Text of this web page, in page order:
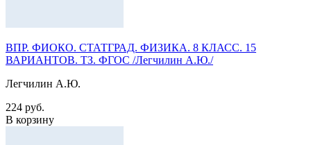
ВПР. ФИОКО. СТАТГРАД. ФИЗИКА. 8 КЛАСС. 15
ВАРИАНТОВ. ТЗ. ФГОС /Легчилин А.Ю./
Легчилин А.Ю.
224 руб.
В корзину